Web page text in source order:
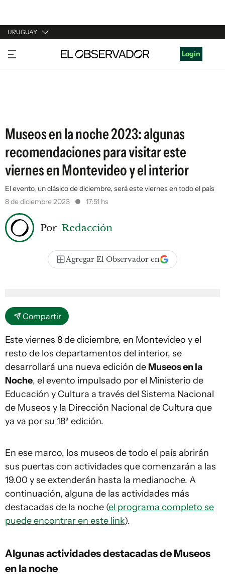
URUGUAY
URUGUAY
ARGENTINA
Login
Museos en la noche 2023: algunas
recomendaciones para visitar este
viernes en Montevideo y el interior
El evento, un clásico de diciembre, será este viernes en todo el país
8 de diciembre 2023
17:51 hs
Por Redacción
Agregar El Observador en
Compartir
Este viernes 8 de diciembre, en Montevideo y el
resto de los departamentos del interior, se
desarrollará una nueva edición de Museos en la
Noche, el evento impulsado por el Ministerio de
Educación y Cultura a través del Sistema Nacional
de Museos y la Dirección Nacional de Cultura que
ya va por su 18ª edición.
En ese marco, los museos de todo el país abrirán
sus puertas con actividades que comenzarán a las
19.00 y se extenderán hasta la medianoche. A
continuación, alguna de las actividades más
destacadas de la noche (el programa completo se
puede encontrar en este link).
Algunas actividades destacadas de Museos
en la noche